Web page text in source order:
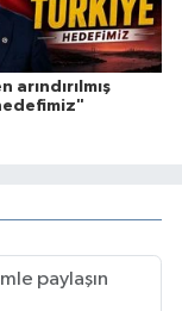
arındırılmış